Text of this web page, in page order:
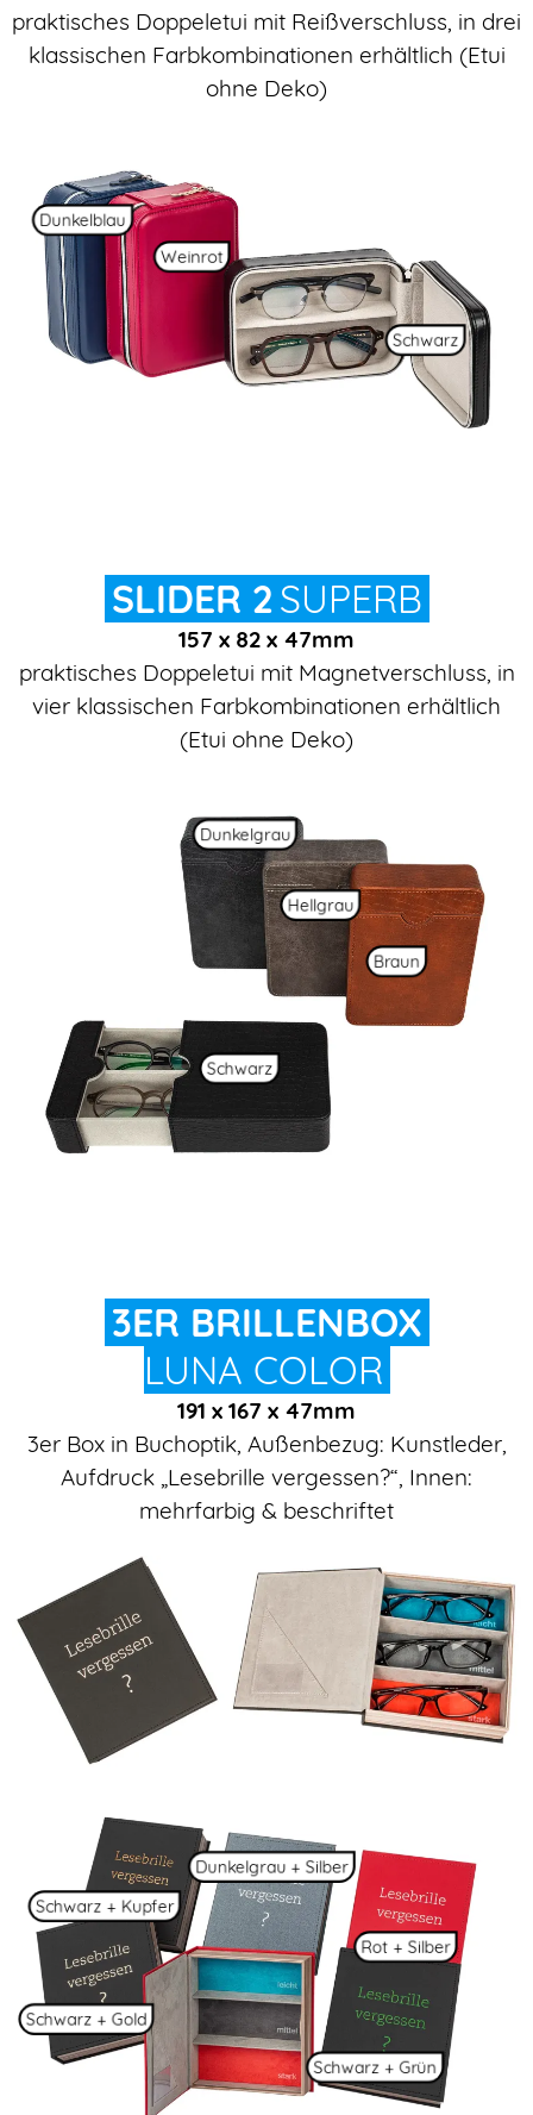
praktisches Doppeletui mit Reißverschluss, in drei
klassischen Farbkombinationen erhältlich (Etui
ohne Deko)
Dunkelblau
Weinrot
Schwarz
SLIDER 2SUPERB
157 x 82 x 47mm
praktisches Doppeletui mit Magnetverschluss, in
vier klassischen Farbkombinationen erhältlich
(Etui ohne Deko)
Schwarz
Dunkelgrau
Hellgrau
Braun
3ER BRILLENBOX
LUNA COLOR
191 x 167 x 47mm
3er Box in Buchoptik, Außenbezug: Kunstleder,
Aufdruck „Lesebrille vergessen?“, Innen:
mehrfarbig & beschriftet
Schwarz + Kupfer
Rot + Silber
Schwarz + Gold
Dunkelgrau + Silber
Schwarz + Grün